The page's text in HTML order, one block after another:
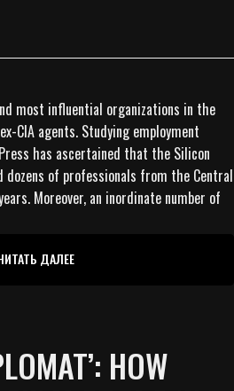
most influential organizations in the
CIA agents. Studying employment
has ascertained that the Silicon
of professionals from the Central
Moreover, an inordinate number of
ДАЛЕЕ
HOW